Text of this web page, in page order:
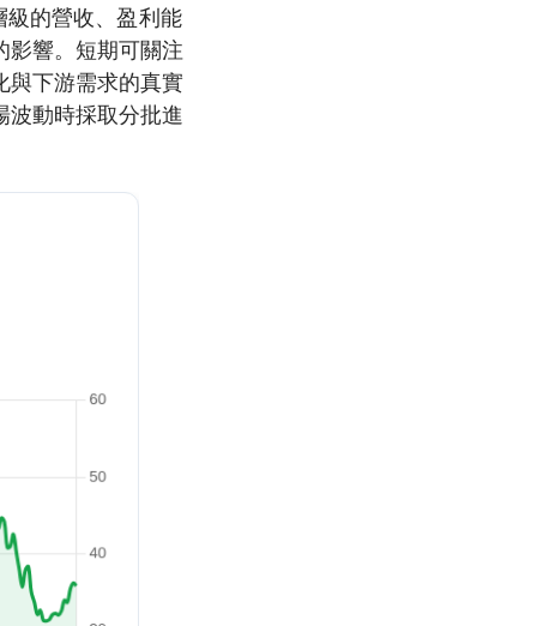
的營收、盈利能
影響。短期可關注
與下游需求的真實
動時採取分批進